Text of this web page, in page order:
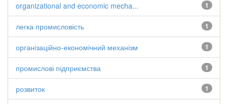
1
organizational and economic mecha...
1
легка промисловість
1
організаційно-економічний механізм
1
промислові підприємства
1
розвиток